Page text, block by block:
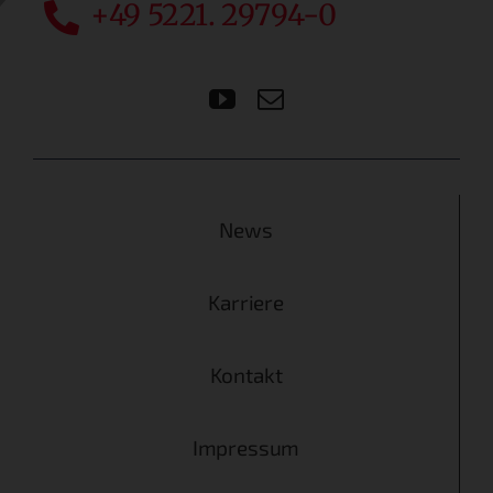
+49 5221. 29794-0
News
Karriere
Kontakt
Impressum